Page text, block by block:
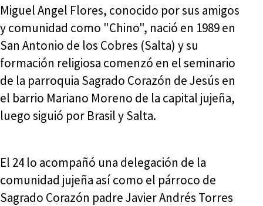
Miguel Angel Flores, conocido por sus amigos
y comunidad como "Chino", nació en 1989 en
San Antonio de los Cobres (Salta) y su
formación religiosa comenzó en el seminario
de la parroquia Sagrado Corazón de Jesús en
el barrio Mariano Moreno de la capital jujeña,
luego siguió por Brasil y Salta.
El 24 lo acompañó una delegación de la
comunidad jujeña así como el párroco de
Sagrado Corazón padre Javier Andrés Torres